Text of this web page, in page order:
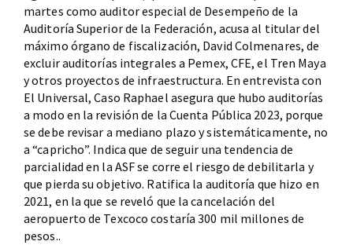
martes como auditor especial de Desempeño de la
Auditoría Superior de la Federación, acusa al titular del
máximo órgano de fiscalización, David Colmenares, de
excluir auditorías integrales a Pemex, CFE, el Tren Maya
y otros proyectos de infraestructura. En entrevista con
El Universal, Caso Raphael asegura que hubo auditorías
a modo en la revisión de la Cuenta Pública 2023, porque
se debe revisar a mediano plazo y sistemáticamente, no
a “capricho”. Indica que de seguir una tendencia de
parcialidad en la ASF se corre el riesgo de debilitarla y
que pierda su objetivo. Ratifica la auditoría que hizo en
2021, en la que se reveló que la cancelación del
aeropuerto de Texcoco costaría 300 mil millones de
pesos..